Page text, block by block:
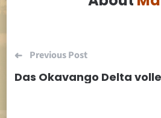
Previous Post
Das Okavango Delta